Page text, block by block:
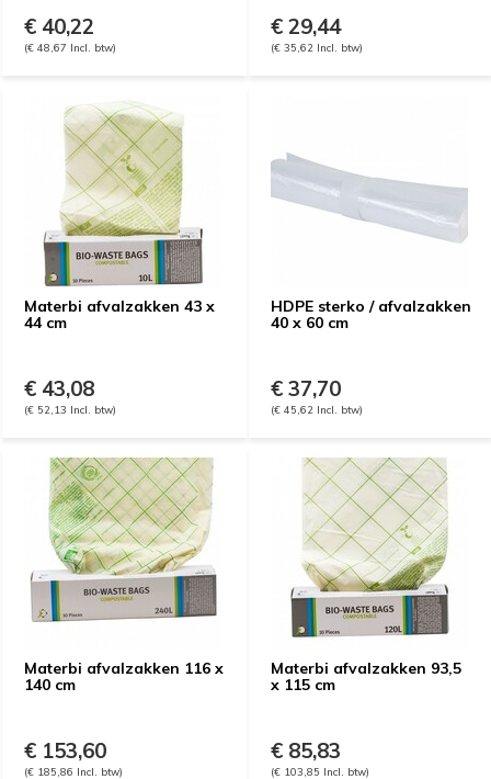
€ 40,22
(€ 48,67 Incl. btw)
€ 29,44
(€ 35,62 Incl. btw)
Materbi afvalzakken 43 x
44 cm
€ 43,08
(€ 52,13 Incl. btw)
HDPE sterko / afvalzakken
40 x 60 cm
€ 37,70
(€ 45,62 Incl. btw)
Materbi afvalzakken 116 x
140 cm
€ 153,60
(€ 185,86 Incl. btw)
Materbi afvalzakken 93,5
x 115 cm
€ 85,83
(€ 103,85 Incl. btw)